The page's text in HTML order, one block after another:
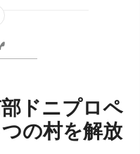
ドニプロペ
の村を解放